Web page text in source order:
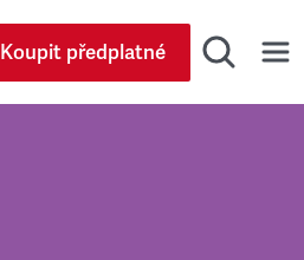
Koupit předplatné